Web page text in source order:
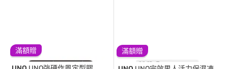
滿額贈 滿額贈